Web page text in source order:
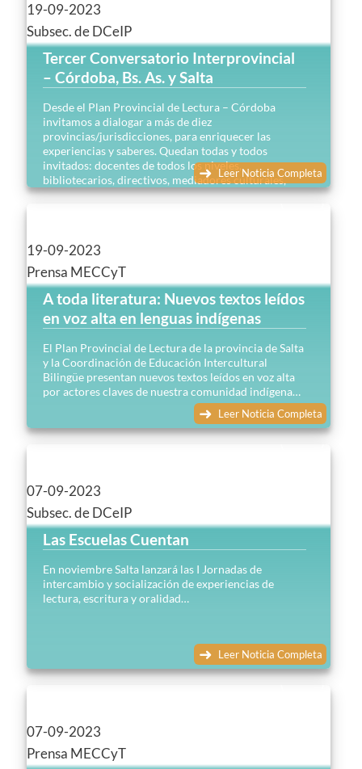
19-09-2023
Subsec. de DCeIP
Tercer Conversatorio Interprovincial
– Córdoba, Bs. As. y Salta
Desde el Plan Provincial de Lectura – Córdoba
invitamos a dialogar a más de diez
provincias/jurisdicciones, para enriquecer las
experiencias y saberes. Quedan todas y todos
invitados: docentes de todos los niveles,
bibliotecarios, directivos, mediadores culturales,
editores…
Leer Noticia Completa
19-09-2023
Prensa MECCyT
A toda literatura: Nuevos textos leídos
en voz alta en lenguas indígenas
El Plan Provincial de Lectura de la provincia de Salta
y la Coordinación de Educación Intercultural
Bilingüe presentan nuevos textos leídos en voz alta
por actores claves de nuestra comunidad indígena…
Leer Noticia Completa
07-09-2023
Subsec. de DCeIP
Las Escuelas Cuentan
En noviembre Salta lanzará las I Jornadas de
intercambio y socialización de experiencias de
lectura, escritura y oralidad…
Leer Noticia Completa
07-09-2023
Prensa MECCyT